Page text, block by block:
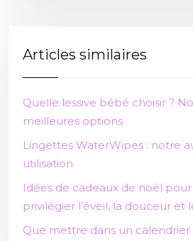
Articles similaires
Quelle lessive bébé choisir ?
meilleures options
Lingettes WaterWipes : notre
utilisation
Idées de cadeaux de noël
privilégier l’éveil, la douceur et
Que mettre dans un calendrier